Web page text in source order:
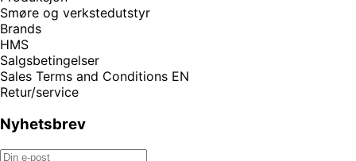
Smøre og verkstedutstyr
Brands
HMS
Salgsbetingelser
Sales Terms and Conditions EN
Retur/service
Nyhetsbrev